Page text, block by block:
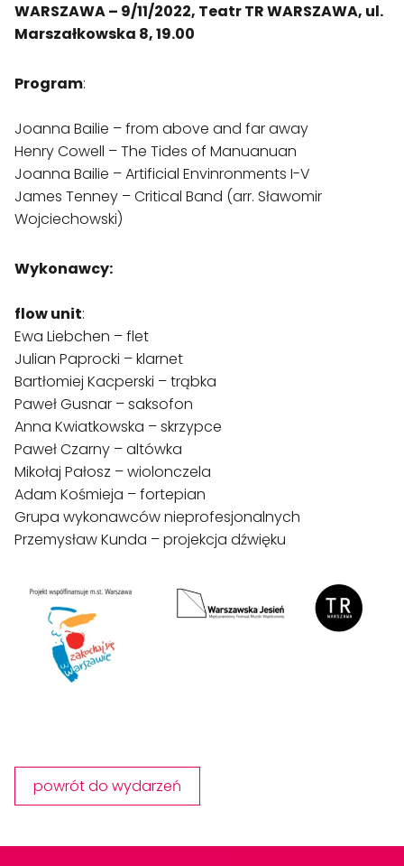
WARSZAWA – 9/11/2022, Teatr TR WARSZAWA, ul.
Marszałkowska 8, 19.00
Program:
Joanna Bailie – from above and far away
Henry Cowell – The Tides of Manuanuan
Joanna Bailie – Artificial Envinronments I-V
James Tenney – Critical Band (arr. Sławomir
Wojciechowski)
Wykonawcy:
flow unit:
Ewa Liebchen – flet
Julian Paprocki – klarnet
Bartłomiej Kacperski – trąbka
Paweł Gusnar – saksofon
Anna Kwiatkowska – skrzypce
Paweł Czarny – altówka
Mikołaj Pałosz – wiolonczela
Adam Kośmieja – fortepian
Grupa wykonawców nieprofesjonalnych
Przemysław Kunda – projekcja dźwięku
powrót do wydarzeń